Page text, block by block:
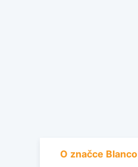
O značce Blanco